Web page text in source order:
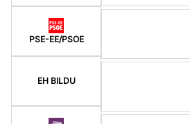
PSE-EE/PSOE
EH BILDU